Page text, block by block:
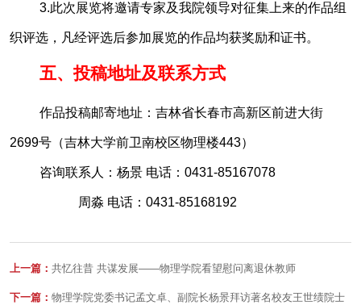
3.此次展览将邀请专家及我院领导对征集上来的作品组
织评选，凡经评选后参加展览的作品均获奖励和证书。
五、投稿地址及联系方式
作品投稿邮寄地址：吉林省长春市高新区前进大街
2699号（吉林大学前卫南校区物理楼443）
咨询联系人：杨景 电话：0431-85167078
周淼 电话：0431-85168192
上一篇： 共忆往昔 共谋发展——物理学院看望慰问离退休教师
下一篇： 物理学院党委书记孟文卓、副院长杨景拜访著名校友王世绩院士